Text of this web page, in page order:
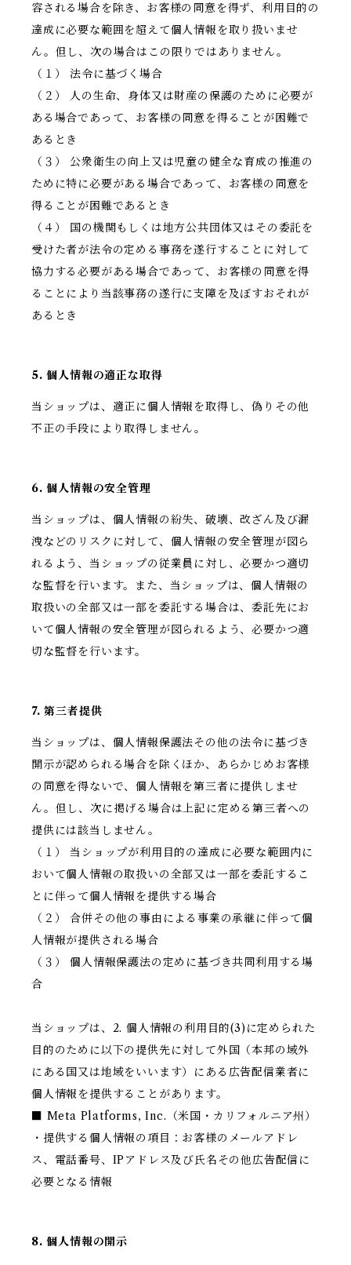
容される場合を除き、お客様の同意を得ず、利用目的の
達成に必要な範囲を超えて個人情報を取り扱いませ
ん。但し、次の場合はこの限りではありません。
（１） 法令に基づく場合
（２） 人の生命、身体又は財産の保護のために必要が
ある場合であって、お客様の同意を得ることが困難で
あるとき
（３） 公衆衛生の向上又は児童の健全な育成の推進の
ために特に必要がある場合であって、お客様の同意を
得ることが困難であるとき
（４） 国の機関もしくは地方公共団体又はその委託を
受けた者が法令の定める事務を遂行することに対して
協力する必要がある場合であって、お客様の同意を得
ることにより当該事務の遂行に支障を及ぼすおそれが
あるとき
5. 個人情報の適正な取得
当ショップは、適正に個人情報を取得し、偽りその他
不正の手段により取得しません。
6. 個人情報の安全管理
当ショップは、個人情報の紛失、破壊、改ざん及び漏
洩などのリスクに対して、個人情報の安全管理が図ら
れるよう、当ショップの従業員に対し、必要かつ適切
な監督を行います。また、当ショップは、個人情報の
取扱いの全部又は一部を委託する場合は、委託先にお
いて個人情報の安全管理が図られるよう、必要かつ適
切な監督を行います。
7. 第三者提供
当ショップは、個人情報保護法その他の法令に基づき
開示が認められる場合を除くほか、あらかじめお客様
の同意を得ないで、個人情報を第三者に提供しませ
ん。但し、次に掲げる場合は上記に定める第三者への
提供には該当しません。
（１） 当ショップが利用目的の達成に必要な範囲内に
おいて個人情報の取扱いの全部又は一部を委託するこ
とに伴って個人情報を提供する場合
（２） 合併その他の事由による事業の承継に伴って個
人情報が提供される場合
（３） 個人情報保護法の定めに基づき共同利用する場
合
当ショップは、2. 個人情報の利用目的(3)に定められた
目的のために以下の提供先に対して外国（本邦の域外
にある国又は地域をいいます）にある広告配信業者に
個人情報を提供することがあります。
■ Meta Platforms, Inc.（米国・カリフォルニア州）
・提供する個人情報の項目：お客様のメールアドレ
ス、電話番号、IPアドレス及び氏名その他広告配信に
必要となる情報
8. 個人情報の開示